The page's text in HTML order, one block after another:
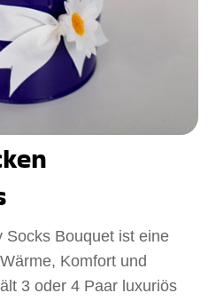
Socks Bouquet ist eine
Komfort und
3 oder 4 Paar luxuriös